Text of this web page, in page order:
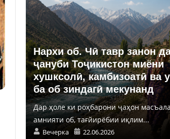
Нархи об. Чӣ тавр занон
ҷануби Тоҷикистон миёни
хушксолӣ, камбизоатӣ ва
ба об зиндагӣ мекунанд
Дар ҳоле ки роҳбарони ҷаҳон
амнияти об, тағйирёбии иқлим...
Вечерка 22.06.2026